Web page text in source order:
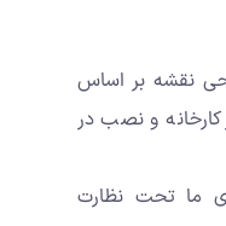
نقشه بر اساس
کارخانه و نصب در
ما تحت نظارت